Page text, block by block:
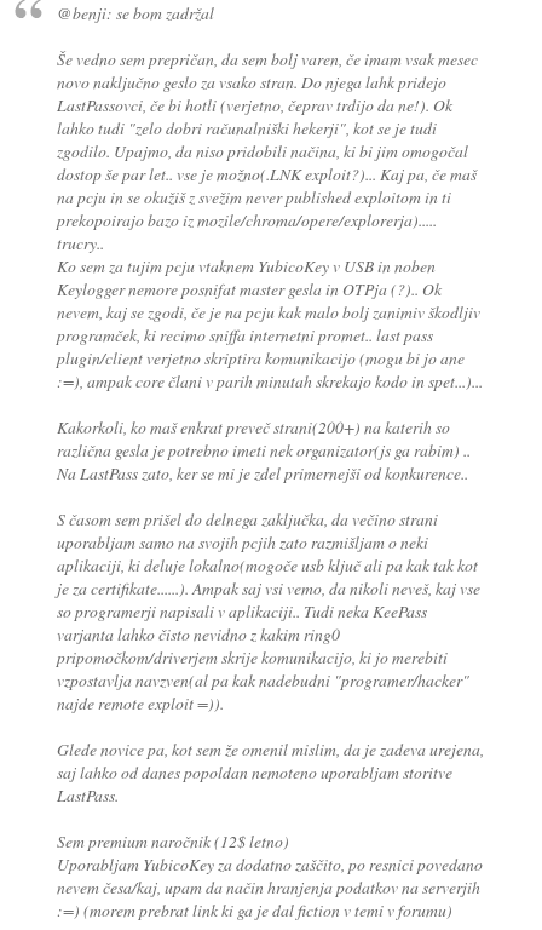
@benji: se bom zadržal
Še vedno sem prepričan, da sem bolj varen, če imam vsak mesec
novo naključno geslo za vsako stran. Do njega lahk pridejo
LastPassovci, če bi hotli (verjetno, čeprav trdijo da ne!). Ok
lahko tudi "zelo dobri računalniški hekerji", kot se je tudi
zgodilo. Upajmo, da niso pridobili načina, ki bi jim omogočal
dostop še par let.. vse je možno(.LNK exploit?)... Kaj pa, če maš
na pcju in se okužiš z svežim never published exploitom in ti
prekopoirajo bazo iz mozile/chroma/opere/explorerja).....
trucry..
Ko sem za tujim pcju vtaknem YubicoKey v USB in noben
Keylogger nemore posnifat master gesla in OTPja (?).. Ok
nevem, kaj se zgodi, če je na pcju kak malo bolj zanimiv škodljiv
programček, ki recimo sniffa internetni promet.. last pass
plugin/client verjetno skriptira komunikacijo (mogu bi jo ane
:=), ampak core člani v parih minutah skrekajo kodo in spet...)...
Kakorkoli, ko maš enkrat preveč strani(200+) na katerih so
različna gesla je potrebno imeti nek organizator(js ga rabim) ..
Na LastPass zato, ker se mi je zdel primernejši od konkurence..
S časom sem prišel do delnega zaključka, da večino strani
uporabljam samo na svojih pcjih zato razmišljam o neki
aplikaciji, ki deluje lokalno(mogoče usb ključ ali pa kak tak kot
je za certifikate......). Ampak saj vsi vemo, da nikoli neveš, kaj vse
so programerji napisali v aplikaciji.. Tudi neka KeePass
varjanta lahko čisto nevidno z kakim ring0
pripomočkom/driverjem skrije komunikacijo, ki jo merebiti
vzpostavlja navzven(al pa kak nadebudni "programer/hacker"
najde remote exploit =)).
Glede novice pa, kot sem že omenil mislim, da je zadeva urejena,
saj lahko od danes popoldan nemoteno uporabljam storitve
LastPass.
Sem premium naročnik (12$ letno)
Uporabljam YubicoKey za dodatno zaščito, po resnici povedano
nevem česa/kaj, upam da način hranjenja podatkov na serverjih
:=) (morem prebrat link ki ga je dal fiction v temi v forumu)